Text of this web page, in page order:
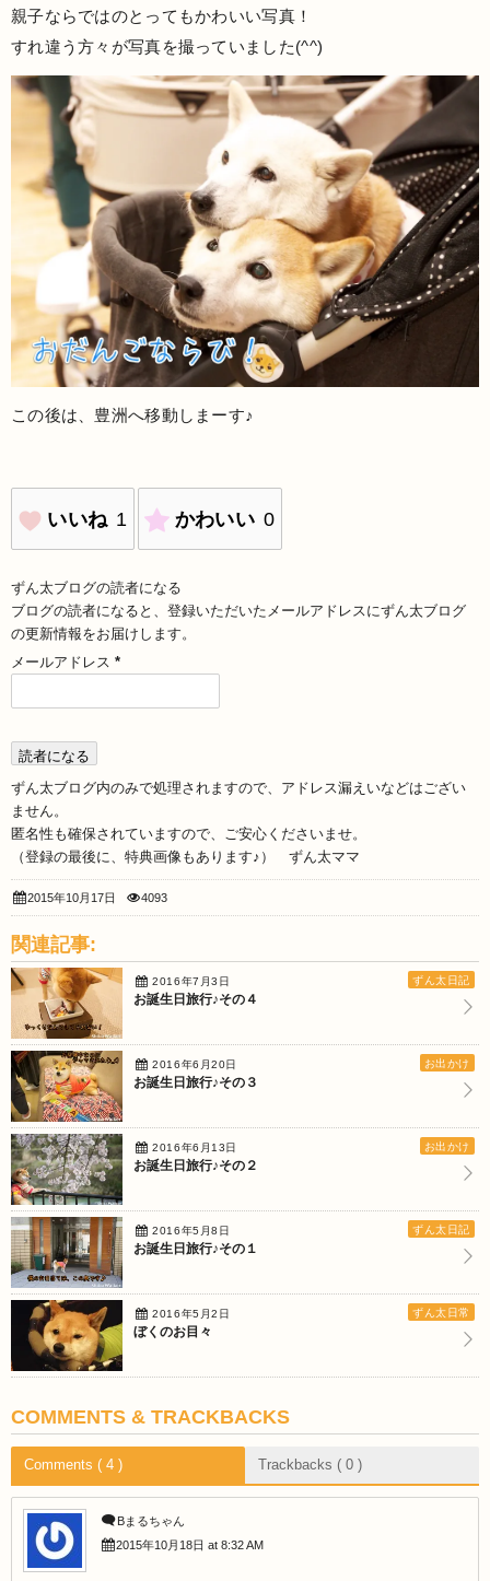
親子ならではのとってもかわいい写真！
すれ違う方々が写真を撮っていました(^^)
この後は、豊洲へ移動しまーす♪
いいね 1 かわいい 0
ずん太ブログの読者になる
ブログの読者になると、登録いただいたメールアドレスにずん太ブログ
の更新情報をお届けします。
メールアドレス *
ずん太ブログ内のみで処理されますので、アドレス漏えいなどはござい
ません。
匿名性も確保されていますので、ご安心くださいませ。
（登録の最後に、特典画像もあります♪） ずん太ママ
2015年10月17日 4093
関連記事:
2016年7月3日 ずん太日記
お誕生日旅行♪その４
2016年6月20日 お出かけ
お誕生日旅行♪その３
2016年6月13日 お出かけ
お誕生日旅行♪その２
2016年5月8日 ずん太日記
お誕生日旅行♪その１
2016年5月2日 ずん太日常
ぼくのお目々
COMMENTS & TRACKBACKS
Comments ( 4 ) Trackbacks ( 0 )
Bまるちゃん
2015年10月18日 at 8:32 AM